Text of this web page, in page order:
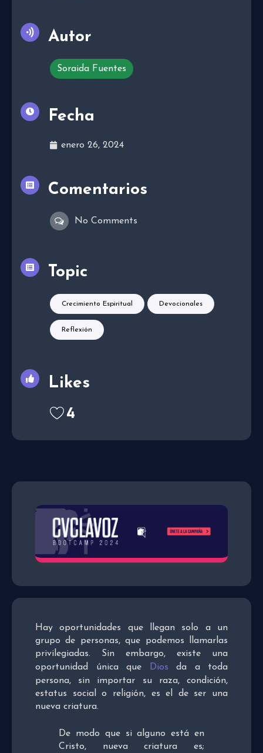
Hay oportunidades que llegan solo a un
grupo de personas, que podemos llamarlas
privilegiadas. Sin embargo, existe una
oportunidad única que Dios da a toda
persona, sin importar su raza, condición,
estatus social o religión, es el de ser una
nueva criatura.
De modo que si alguno está en
Cristo, nueva criatura es;
Autor
Soraida Fuentes
Fecha
enero 26, 2024
Comentarios
No Comments
Topic
Crecimiento Espiritual Devocionales
Reflexión
Likes
4